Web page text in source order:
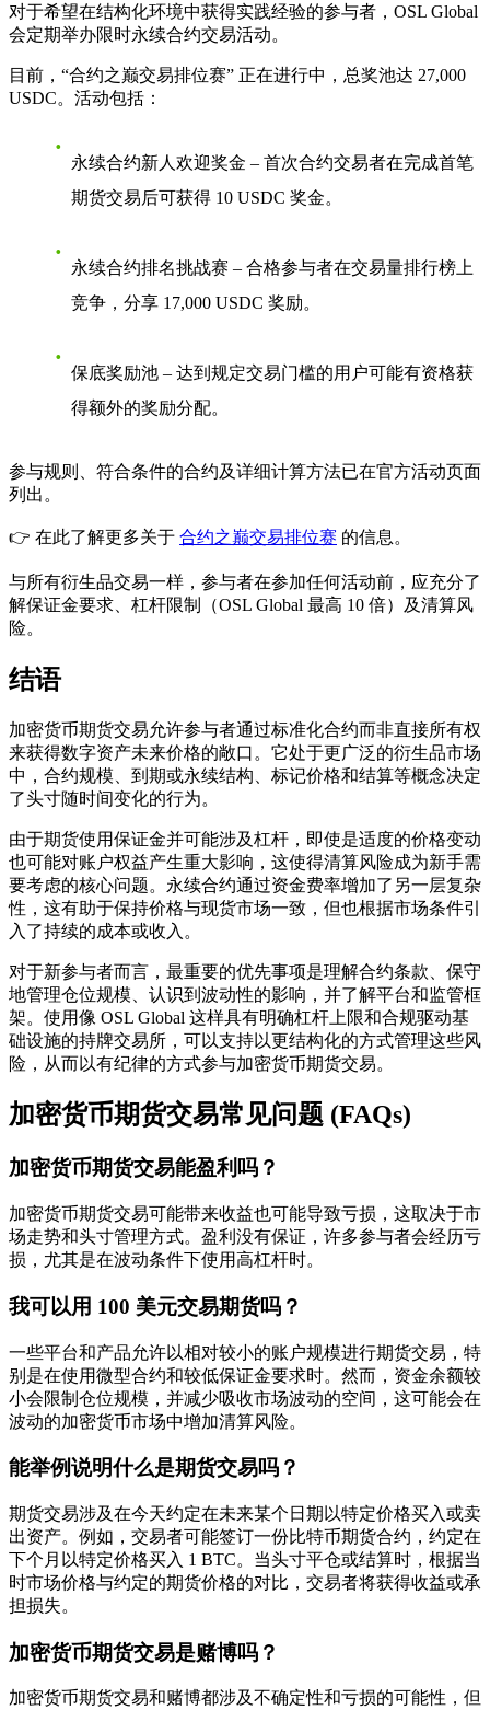
对于希望在结构化环境中获得实践经验的参与者，OSL Global
会定期举办限时永续合约交易活动。
目前，“合约之巅交易排位赛” 正在进行中，总奖池达 27,000
USDC。活动包括：
永续合约新人欢迎奖金 – 首次合约交易者在完成首笔
期货交易后可获得 10 USDC 奖金。
永续合约排名挑战赛 – 合格参与者在交易量排行榜上
竞争，分享 17,000 USDC 奖励。
保底奖励池 – 达到规定交易门槛的用户可能有资格获
得额外的奖励分配。
参与规则、符合条件的合约及详细计算方法已在官方活动页面
列出。
👉 在此了解更多关于 合约之巅交易排位赛 的信息。
与所有衍生品交易一样，参与者在参加任何活动前，应充分了
解保证金要求、杠杆限制（OSL Global 最高 10 倍）及清算风
险。
结语
加密货币期货交易允许参与者通过标准化合约而非直接所有权
来获得数字资产未来价格的敞口。它处于更广泛的衍生品市场
中，合约规模、到期或永续结构、标记价格和结算等概念决定
了头寸随时间变化的行为。
由于期货使用保证金并可能涉及杠杆，即使是适度的价格变动
也可能对账户权益产生重大影响，这使得清算风险成为新手需
要考虑的核心问题。永续合约通过资金费率增加了另一层复杂
性，这有助于保持价格与现货市场一致，但也根据市场条件引
入了持续的成本或收入。
对于新参与者而言，最重要的优先事项是理解合约条款、保守
地管理仓位规模、认识到波动性的影响，并了解平台和监管框
架。使用像 OSL Global 这样具有明确杠杆上限和合规驱动基
础设施的持牌交易所，可以支持以更结构化的方式管理这些风
险，从而以有纪律的方式参与加密货币期货交易。
加密货币期货交易常见问题 (FAQs)
加密货币期货交易能盈利吗？
加密货币期货交易可能带来收益也可能导致亏损，这取决于市
场走势和头寸管理方式。盈利没有保证，许多参与者会经历亏
损，尤其是在波动条件下使用高杠杆时。
我可以用 100 美元交易期货吗？
一些平台和产品允许以相对较小的账户规模进行期货交易，特
别是在使用微型合约和较低保证金要求时。然而，资金余额较
小会限制仓位规模，并减少吸收市场波动的空间，这可能会在
波动的加密货币市场中增加清算风险。
能举例说明什么是期货交易吗？
期货交易涉及在今天约定在未来某个日期以特定价格买入或卖
出资产。例如，交易者可能签订一份比特币期货合约，约定在
下个月以特定价格买入 1 BTC。当头寸平仓或结算时，根据当
时市场价格与约定的期货价格的对比，交易者将获得收益或承
担损失。
加密货币期货交易是赌博吗？
加密货币期货交易和赌博都涉及不确定性和亏损的可能性，但